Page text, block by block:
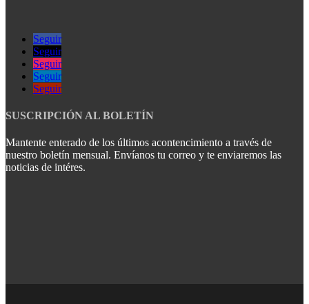
Seguir
Seguir
Seguir
Seguir
Seguir
SUSCRIPCIÓN AL BOLETÍN
Mantente enterado de los últimos acontencimiento a través de
nuestro boletín mensual. Envíanos tu correo y te enviaremos las
noticias de intéres.